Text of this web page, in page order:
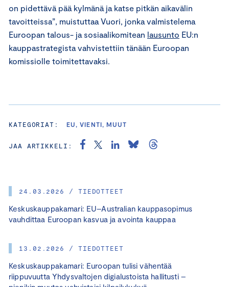
24.03.2026 / TIEDOTTEET
Keskuskauppakamari: EU–Australian kauppasopimus
vauhdittaa Euroopan kasvua ja avointa kauppaa
13.02.2026 / TIEDOTTEET
Keskuskauppakamari: Euroopan tulisi vähentää
riippuvuutta Yhdysvaltojen digialustoista hallitusti –
on pidettävä pää kylmänä ja katse pitkän aikavälin
tavoitteissa”, muistuttaa Vuori, jonka valmistelema
Euroopan talous- ja sosiaalikomitean lausunto EU:n
kauppastrategista vahvistettiin tänään Euroopan
komissiolle toimitettavaksi.
KATEGORIAT: EU, VIENTI, MUUT
JAA ARTIKKELI: